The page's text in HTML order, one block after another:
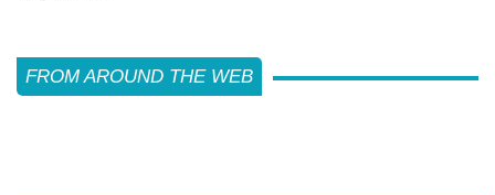
FROM AROUND THE WEB